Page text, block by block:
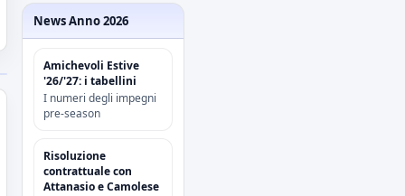
News Anno 2026
Amichevoli Estive
'26/'27: i tabellini
I numeri degli impegni
pre-season
Risoluzione
contrattuale con
Attanasio e Camolese